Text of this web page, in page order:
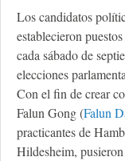
Los candidatos
establecieron
cada sábado de
elecciones
Con el fin de crear
Falun Gong (Falun
practicantes de
Hildesheim,